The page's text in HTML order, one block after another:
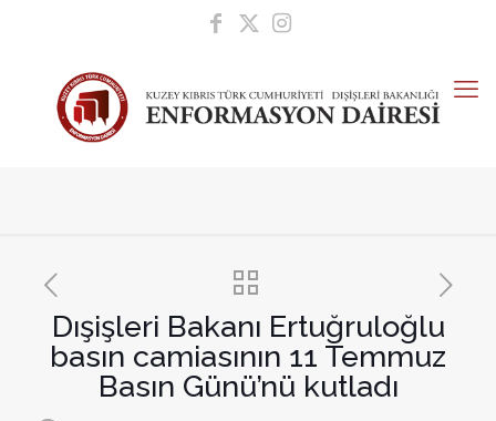
Dışişleri Bakanı Ertuğruloğlu
basın camiasının 11 Temmuz
Basın Günü’nü kutladı